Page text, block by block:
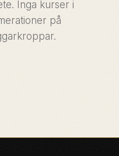
Inga kurser i
på